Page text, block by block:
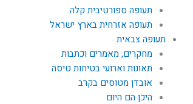
תעופה ספורטיבית קלה
תעופה אזרחית בארץ ישראל
תעופה צבאית
מחקרים, מאמרים וכתבות
תאונות וארועי בטיחות טיסה
אובדן מטוסים בקרב
היכן הם היום